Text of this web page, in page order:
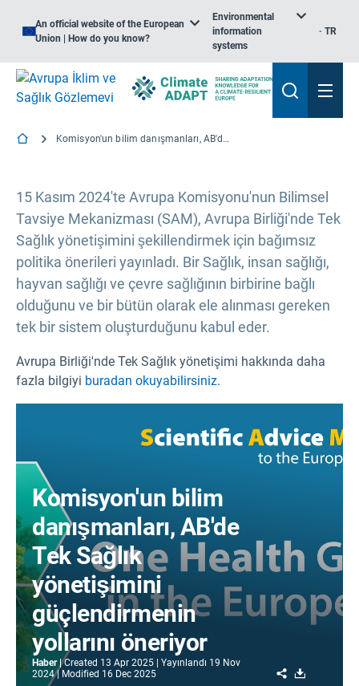
An official website of the European
Union | How do you know?
Environmental
information
systems
TR
Komisyon'un bilim danışmanları, AB'de Tek Sağlık yönetişimini güçlendirmenin yollarını öneriyor
15 Kasım 2024'te Avrupa Komisyonu'nun Bilimsel
Tavsiye Mekanizması (SAM), Avrupa Birliği'nde Tek
Sağlık yönetişimini şekillendirmek için bağımsız
politika önerileri yayınladı. Bir Sağlık, insan sağlığı,
hayvan sağlığı ve çevre sağlığının birbirine bağlı
olduğunu ve bir bütün olarak ele alınması gereken
tek bir sistem oluşturduğunu kabul eder.
Avrupa Birliği'nde Tek Sağlık yönetişimi hakkında daha
fazla bilgiyi buradan okuyabilirsiniz.
Komisyon'un bilim
danışmanları, AB'de
Tek Sağlık
yönetişimini
güçlendirmenin
yollarını öneriyor
Haber Created 13 Apr 2025 Yayınlandı 19 Nov
2024
Modified 16 Dec 2025 Share